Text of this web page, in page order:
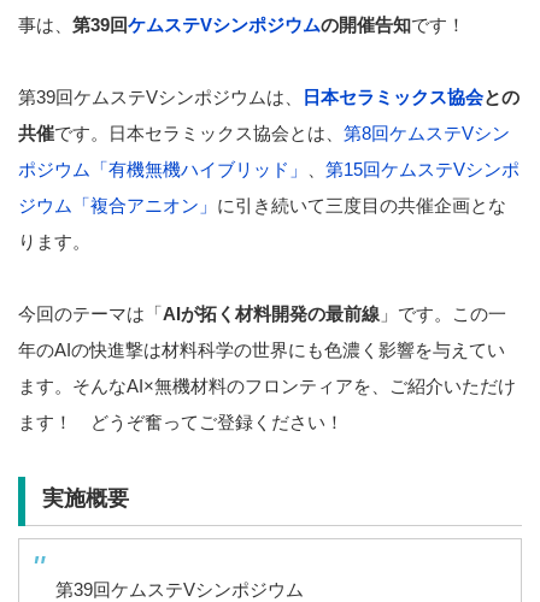
事は、 第39回ケムステVシンポジウムの開催告知です！
第39回ケムステVシンポジウムは、 日本セラミックス協会との
共催です。日本セラミックス協会とは、 第8回ケムステVシン
ポジウム「有機無機ハイブリッド」
第15回ケムステVシンポ
ジウム「複合アニオン」 に引き続いて三度目の共催企画とな
ります。
今回のテーマは「AIが拓く材料開発の最前線 」です。この一
年のAIの快進撃は材料科学の世界にも色濃く影響を与えてい
ます。そんなAI×無機材料のフロンティアを、ご紹介いただけ
ます！ どうぞ奮ってご登録ください！
実施概要
第39回ケムステVシンポジウム